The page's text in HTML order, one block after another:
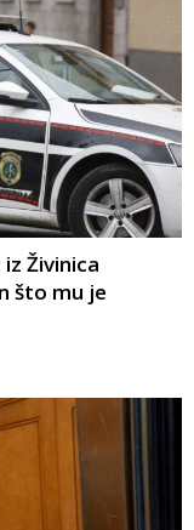
iz Živinica
što mu je